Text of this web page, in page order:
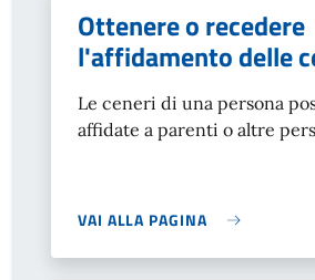
Ottenere o recedere
l'affidamento delle
Le ceneri di una persona
affidate a parenti o altre
VAI ALLA PAGINA